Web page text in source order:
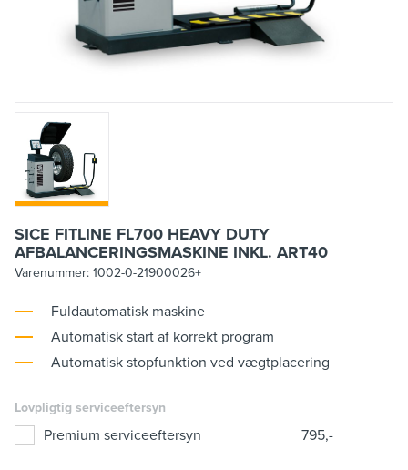
SICE FITLINE FL700 HEAVY DUTY
AFBALANCERINGSMASKINE INKL. ART40
Varenummer: 1002-0-21900026+
Fuldautomatisk maskine
Automatisk start af korrekt program
Automatisk stopfunktion ved vægtplacering
Lovpligtig serviceeftersyn
Premium serviceeftersyn 795,-